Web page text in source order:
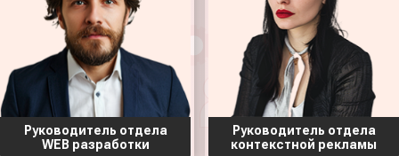
Руководитель отдела
WEB разработки
Руководитель отдела
контекстной рекламы